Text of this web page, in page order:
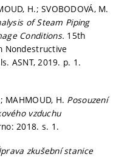
H.; SVOBODOVÁ, M.
of Steam Piping
Conditions. 15th
Nondestructive
ASNT, 2019. p. 1.
MAHMOUD, H. Posouzení
vzduchu
2018. s. 1.
zkušební stanice